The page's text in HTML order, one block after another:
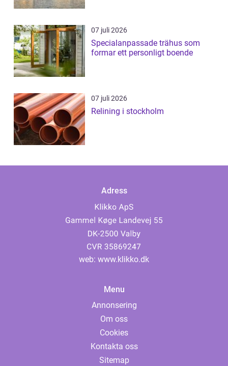
07 juli 2026
Specialanpassade trähus som
formar ett personligt boende
07 juli 2026
Relining i stockholm
Adress
web: www.klikko.dk
Menu
Annonsering
Om oss
Cookies
Kontakta oss
Sitemap